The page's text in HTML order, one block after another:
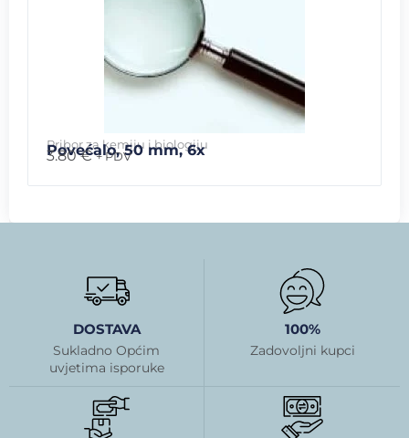
Pribor za kemiju i biologiju
Povećalo, 50 mm, 6x
3.80€ + PDV
DOSTAVA
Sukladno Općim
uvjetima isporuke
100%
Zadovoljni kupci